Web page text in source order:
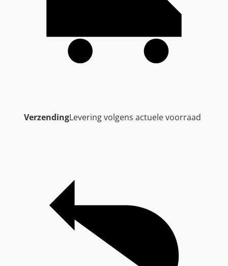
VerzendingLevering volgens actuele voorraad